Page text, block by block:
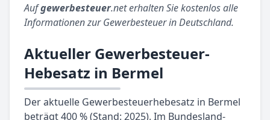
Aufgewerbesteuer.net erhalten Sie kostenlos alle
Informationen zur Gewerbesteuer in Deutschland.
Aktueller Gewerbesteuer-
Hebesatz in Bermel
Der aktuelle Gewerbesteuerhebesatz in Bermel
beträgt 400 % (Stand: 2025). Im Bundesland-